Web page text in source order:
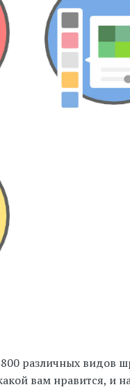
различных видов
вам нравится, и